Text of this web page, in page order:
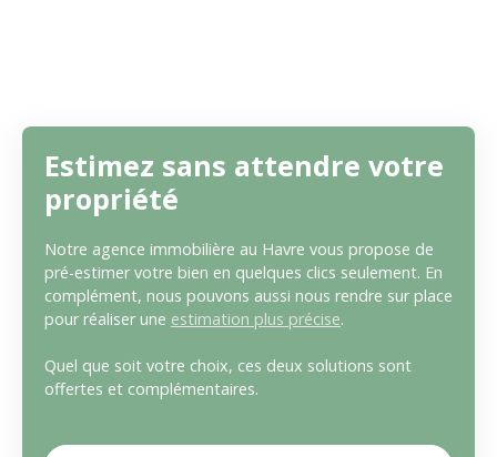
Estimez sans attendre votre
propriété
Notre agence immobilière au Havre vous propose de
pré-estimer votre bien en quelques clics seulement. En
complément, nous pouvons aussi nous rendre sur place
pour réaliser une estimation plus précise.
Quel que soit votre choix, ces deux solutions sont
offertes et complémentaires.